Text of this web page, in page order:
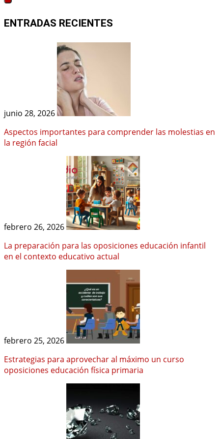
ENTRADAS RECIENTES
junio 28, 2026
Aspectos importantes para comprender las molestias en
la región facial
febrero 26, 2026
La preparación para las oposiciones educación infantil
en el contexto educativo actual
febrero 25, 2026
Estrategias para aprovechar al máximo un curso
oposiciones educación física primaria